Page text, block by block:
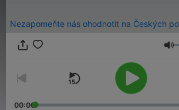
Nezapomeňte nás ohodnotit na Českých
00:00